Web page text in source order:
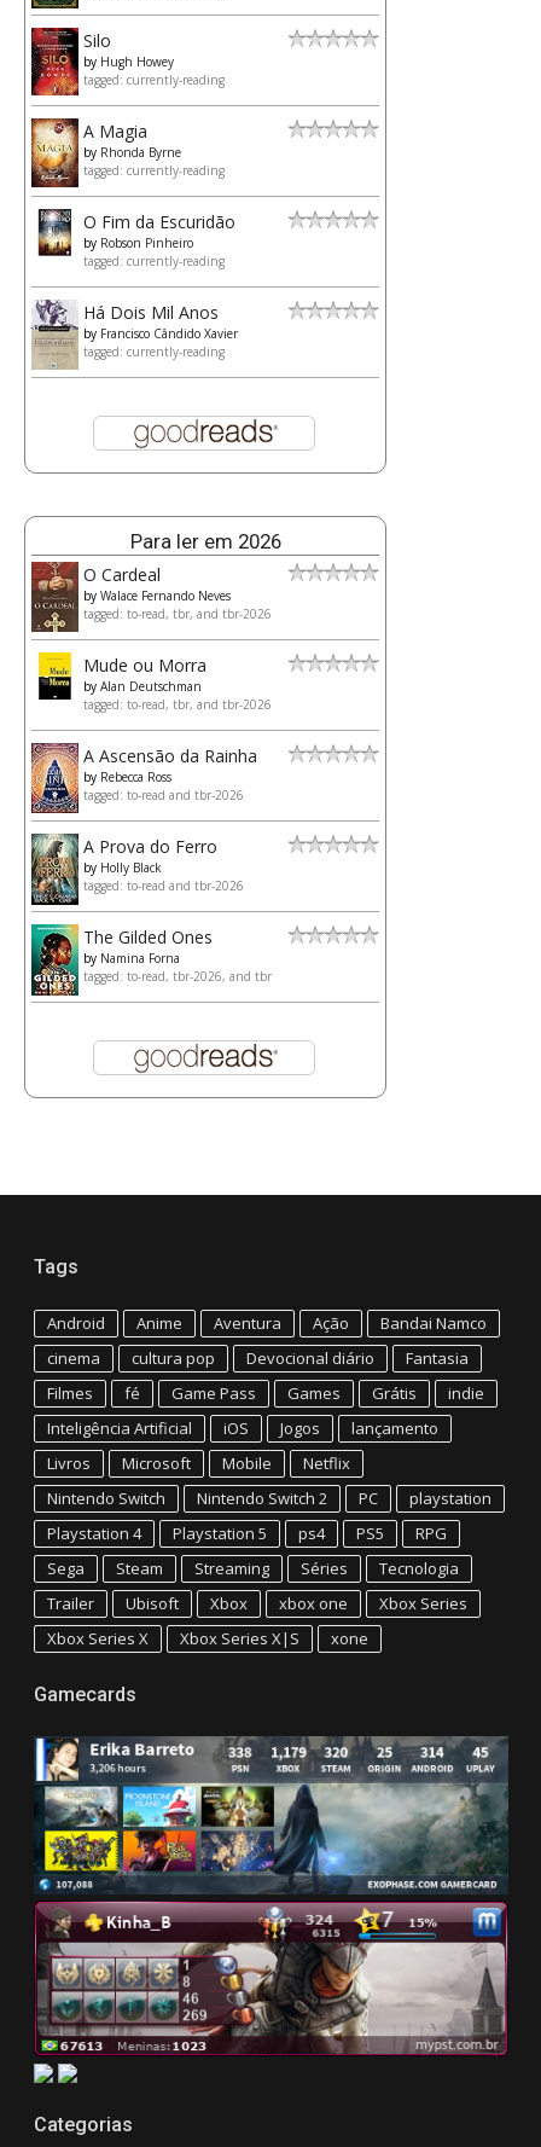
Silo
by Hugh Howey
tagged: currently-reading
A Magia
by Rhonda Byrne
tagged: currently-reading
O Fim da Escuridão
by Robson Pinheiro
tagged: currently-reading
Há Dois Mil Anos
by Francisco Cândido Xavier
tagged: currently-reading
Para ler em 2026
O Cardeal
by Walace Fernando Neves
tagged: to-read, tbr, and tbr-2026
Mude ou Morra
by Alan Deutschman
tagged: to-read, tbr, and tbr-2026
A Ascensão da Rainha
by Rebecca Ross
tagged: to-read and tbr-2026
A Prova do Ferro
by Holly Black
tagged: to-read and tbr-2026
The Gilded Ones
by Namina Forna
tagged: to-read, tbr-2026, and tbr
Tags
Android Anime Aventura Ação
Bandai Namco
cinema
cultura pop Devocional diário
Fantasia
Filmes
fé Game Pass Games Grátis
indie
Inteligência Artificial
iOS Jogos
lançamento
Livros
Microsoft Mobile
Netflix
Nintendo Switch
Nintendo Switch 2 PC
playstation
Playstation 4
Playstation 5 ps4 PS5
RPG
Sega
Steam Streaming Séries
Tecnologia
Trailer
Ubisoft Xbox xbox one
Xbox Series
Xbox Series X
Xbox Series X|S xone
Gamecards
Categorias